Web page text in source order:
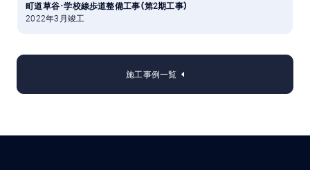
町道草谷･学校線歩道整備工事（第2期工事）
2022年3月竣工
施工事例一覧